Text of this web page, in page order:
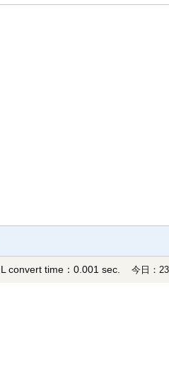
convert time：0.001 sec. 今日：